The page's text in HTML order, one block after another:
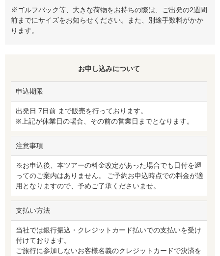
※ゴルフバック等、大きな荷物をお持ちの際は、ご出発の2週間
前までにサイズをお知らせください。また、別途手数料がかか
ります。
お申し込みについて
申込期限
出発日 7日前 まで販売を行っております。
※上記が休業日の場合、その前の営業日までとなります。
注意事項
※お申込後、本ツアーの料金改定があった場合でも日付を遡
ってのご案内はありません。 ご予約お申込時点での料金が適
用となりますので、予めご了承くださいませ。
支払い方法
当社では銀行振込・クレジットカード払いでの支払いを受け
付けております。
ご旅行に参加しないお客様名義のクレジットカードで決済を